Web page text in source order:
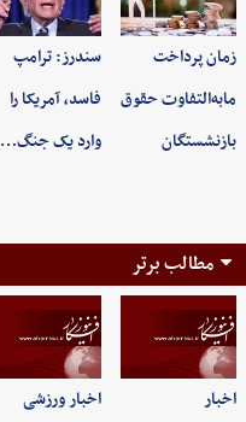
زمان پرداخت
مابه‌التفاوت حقوق
بازنشستگان
سندرز: ترامپ
فاسد، آمریکا را
وارد یک جنگ…
مطالب برتر
اخبار اخبار ورزشی